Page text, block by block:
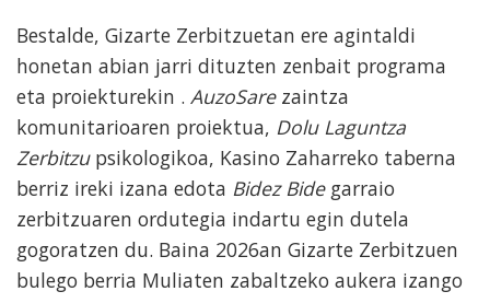
Bestalde, Gizarte Zerbitzuetan ere agintaldi
honetan abian jarri dituzten zenbait programa
eta proiekturekin . AuzoSarezaintza
komunitarioaren proiektua, Dolu Laguntza
Zerbitzupsikologikoa, Kasino Zaharreko taberna
berriz ireki izana edota Bidez Bidegarraio
zerbitzuaren ordutegia indartu egin dutela
gogoratzen du. Baina 2026an Gizarte Zerbitzuen
bulego berria Muliaten zabaltzeko aukera izango